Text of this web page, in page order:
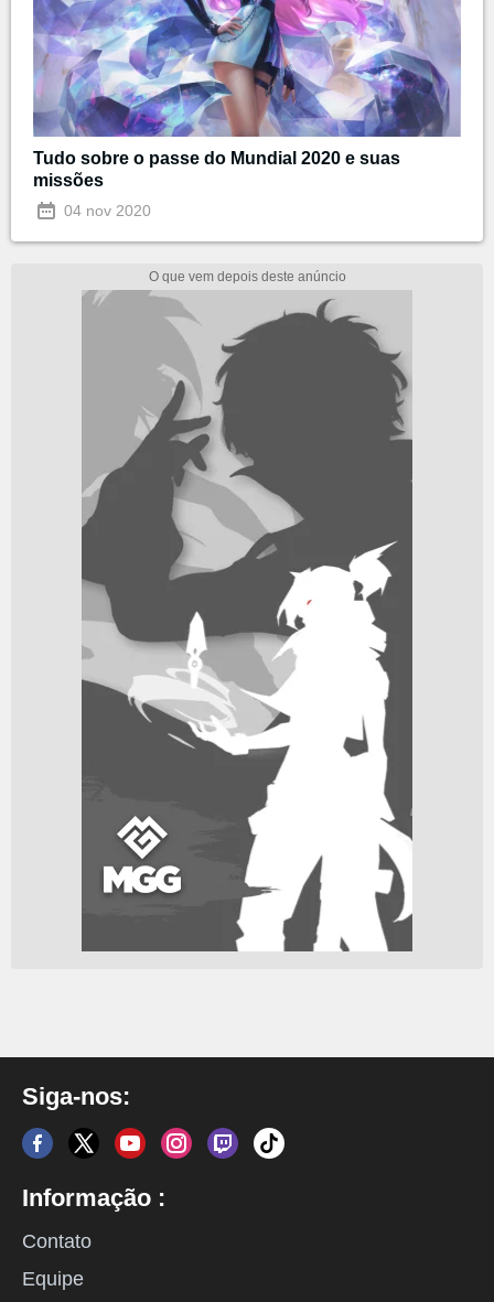
Tudo sobre o passe do Mundial 2020 e suas
missões
04 nov 2020
Siga-nos:
Informação :
Contato
Equipe